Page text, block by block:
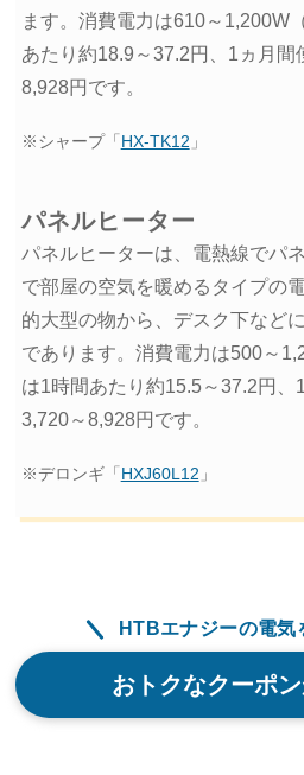
ます。消費電力は610～1,200W
あたり約18.9～37.2円、1ヵ月間
8,928円です。
※シャープ「 HX-TK12 」
パネルヒーター
パネルヒーターは、電熱線でパ
で部屋の空気を暖めるタイプの
的大型の物から、デスク下など
であります。消費電力は500～
は1時間あたり約15.5～37.2円、
3,720～8,928円です。
※デロンギ「 HXJ60L12 」
HTBエナジーの電気
おトクなクーポン